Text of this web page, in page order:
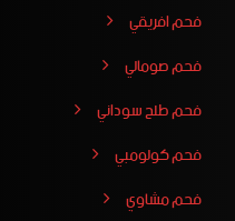
فحم افريقي
فحم صومالي
فحم طلح سوداني
فحم كولومبي
فحم مشاوي